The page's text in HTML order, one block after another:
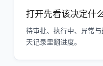
打开先看该决定什
待审批、执行中、异常
天记录里翻进度。